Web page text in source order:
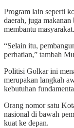
Program lain seperti
daerah, juga
membantu masyarakat.
“Selain itu,
perhatian,” tambah
Politisi Golkar ini
merupakan langkah
kebutuhan
Orang nomor satu
nasional di bawah
kuat ke depan.